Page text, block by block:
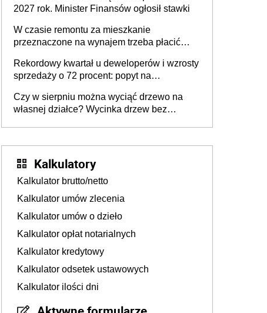
2027 rok. Minister Finansów ogłosił stawki
W czasie remontu za mieszkanie
przeznaczone na wynajem trzeba płacić
realizuje w nim potrzeb mieszkaniowych
Rekordowy kwartał u deweloperów i wzrosty
sprzedaży o 72 procent: popyt na
Czy w sierpniu można wyciąć drzewo na
własnej działce? Wycinka drzew bez
Kalkulatory
Kalkulator brutto/netto
Kalkulator umów zlecenia
Kalkulator umów o dzieło
Kalkulator opłat notarialnych
Kalkulator kredytowy
Kalkulator odsetek ustawowych
Kalkulator ilości dni